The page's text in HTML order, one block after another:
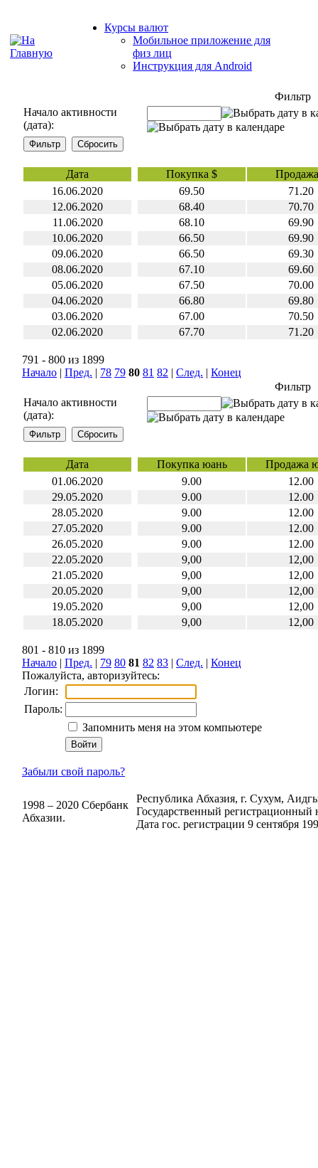
Курсы валют
Мобильное приложение для
физ лиц
Инструкция для Android
Фильтр
Начало активности
(дата):
Дата Покупка $
16.06.2020
69.50
71.20
12.06.2020
68.40
70.70
11.06.2020
68.10
69.90
10.06.2020
66.50
69.90
09.06.2020
66.50
69.30
08.06.2020
67.10
69.60
05.06.2020
67.50
70.00
04.06.2020
66.80
69.80
03.06.2020
67.00
70.50
02.06.2020
67.70 71.20
791 - 800 из 1899
Начало | Пред. | 78 79 80 81 82 | След. | Конец
Фильтр
Начало активности
(дата):
Дата Покупка юань
Продажа
01.06.2020
9.00
12.00
29.05.2020
9.00
12.00
28.05.2020
9.00
12.00
27.05.2020
9.00
12.00
26.05.2020
9.00
12.00
22.05.2020
9,00
12,00
21.05.2020
9,00
12,00
20.05.2020
9,00
12,00
19.05.2020
9,00
12,00
18.05.2020
9,00 12,00
801 - 810 из 1899
Начало | Пред. | 79 80 81 82 83 | След. | Конец
Пожалуйста, авторизуйтесь:
Логин:
Пароль:
Запомнить меня на этом компьютере
Забыли свой пароль?
1998 – 2020 Сбербанк
Абхазии.
Республика Абхазия, г. Сухум,
Государственный регистрационный
Дата гос. регистрации 9 сентября